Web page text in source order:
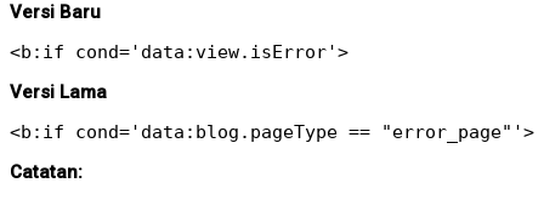
Versi Baru
<b:if cond='data:view.isError'>
Versi Lama
<b:if cond='data:blog.pageType == "error_page"'>
Catatan: